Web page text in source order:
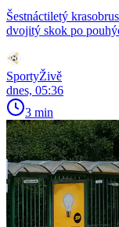
Šestnáctiletý
dvojitý skok po
SportyŽivě
dnes, 05:36
3 min